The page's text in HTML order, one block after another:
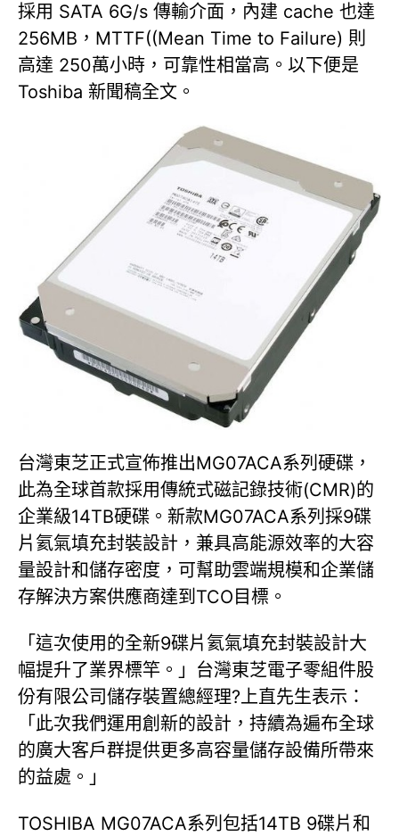
採用 SATA 6G/s 傳輸介面，內建 cache 也達
256MB，MTTF((Mean Time to Failure) 則
高達 250萬小時，可靠性相當高。以下便是
Toshiba 新聞稿全文。
台灣東芝正式宣佈推出MG07ACA系列硬碟，
此為全球首款採用傳統式磁記錄技術(CMR)的
企業級14TB硬碟。新款MG07ACA系列採9碟
片氦氣填充封裝設計，兼具高能源效率的大容
量設計和儲存密度，可幫助雲端規模和企業儲
存解決方案供應商達到TCO目標。
「這次使用的全新9碟片氦氣填充封裝設計大
幅提升了業界標竿。」台灣東芝電子零組件股
份有限公司儲存裝置總經理?上直先生表示：
「此次我們運用創新的設計，持續為遍布全球
的廣大客戶群提供更多高容量儲存設備所帶來
的益處。」
TOSHIBA MG07ACA系列包括14TB 9碟片和